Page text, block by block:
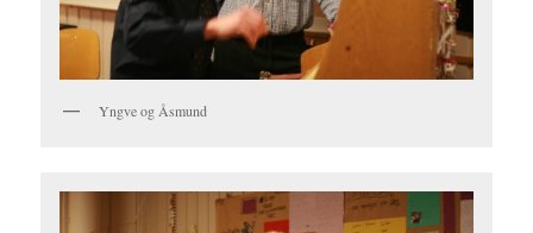
Yngve og Åsmund